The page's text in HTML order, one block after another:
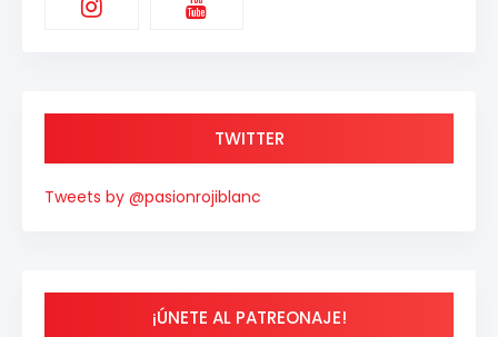
TWITTER
Tweets by @pasionrojiblanc
¡ÚNETE AL PATREONAJE!